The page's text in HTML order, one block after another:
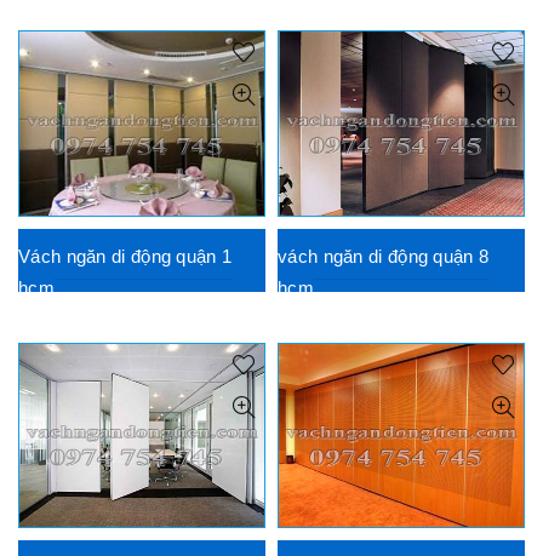
Vách ngăn di động quận 1
hcm
vách ngăn di động quận 8
hcm